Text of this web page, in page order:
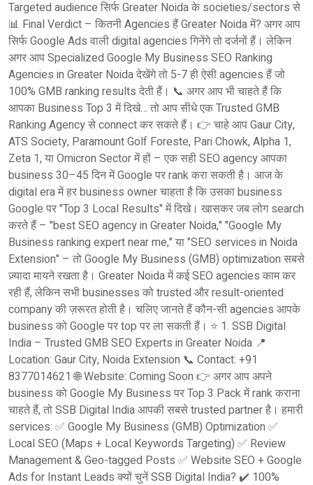
Targeted audience सिर्फ Greater Noida के societies/sectors से
📊 Final Verdict – कितनी Agencies हैं Greater Noida में? अगर आप
सिर्फ Google Ads वाली digital agencies गिनेंगे तो दर्जनों हैं। लेकिन
अगर आप Specialized Google My Business SEO Ranking
Agencies in Greater Noida देखेंगे तो 5-7 ही ऐसी agencies हैं जो
100% GMB ranking results देती हैं। 📞 अगर आप भी चाहते हैं कि
आपका Business Top 3 में दिखे… तो आप सीधे एक Trusted GMB
Ranking Agency से connect कर सकते हैं। 👉 चाहे आप Gaur City,
ATS Society, Paramount Golf Foreste, Pari Chowk, Alpha 1,
Zeta 1, या Omicron Sector में हों – एक सही SEO agency आपका
business 30–45 दिन में Google पर rank करा सकती है। आज के
digital era में हर business owner चाहता है कि उसका business
Google पर "Top 3 Local Results" में दिखे। खासकर जब लोग search
करते हैं – "best SEO agency in Greater Noida," "Google My
Business ranking expert near me," या "SEO services in Noida
Extension" – तो Google My Business (GMB) optimization सबसे
ज़्यादा मायने रखता है। Greater Noida में कई SEO agencies काम कर
रही हैं, लेकिन सभी businesses को trusted और result-oriented
company की ज़रूरत होती है। चलिए जानते हैं कौन-सी agencies आपके
business को Google पर top पर ला सकती हैं। ⭐ 1. SSB Digital
India – Trusted GMB SEO Experts in Greater Noida 📍
Location: Gaur City, Noida Extension 📞 Contact: +91
8377014621 🌐 Website: Coming Soon 👉 अगर आप अपने
business को Google My Business पर Top 3 Pack में rank कराना
चाहते हैं, तो SSB Digital India आपकी सबसे trusted partner है। हमारी
services: ✅ Google My Business (GMB) Optimization ✅
Local SEO (Maps + Local Keywords Targeting) ✅ Review
Management & Geo-tagged Posts ✅ Website SEO + Google
Ads for Instant Leads क्यों चुनें SSB Digital India? ✔️ 100%